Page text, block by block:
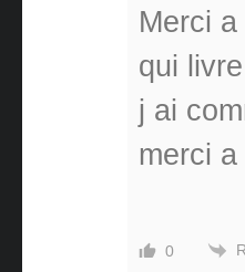
Merci
qui
j ai
merci
0